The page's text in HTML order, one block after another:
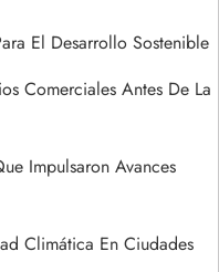
El Desarrollo Sostenible
Comerciales Antes De La
Impulsaron Avances
Climática En Ciudades